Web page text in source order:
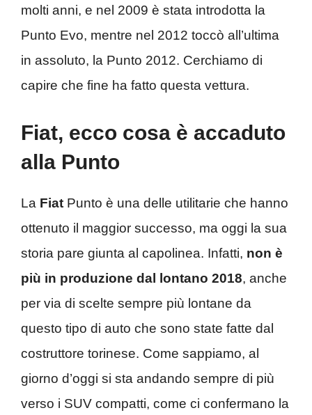
molti anni, e nel 2009 è stata introdotta la
Punto Evo, mentre nel 2012 toccò all’ultima
in assoluto, la Punto 2012. Cerchiamo di
capire che fine ha fatto questa vettura.
Fiat, ecco cosa è accaduto
alla Punto
La Fiat Punto è una delle utilitarie che hanno
ottenuto il maggior successo, ma oggi la sua
storia pare giunta al capolinea. Infatti, non è
più in produzione dal lontano 2018, anche
per via di scelte sempre più lontane da
questo tipo di auto che sono state fatte dal
costruttore torinese. Come sappiamo, al
giorno d’oggi si sta andando sempre di più
verso i SUV compatti, come ci confermano la